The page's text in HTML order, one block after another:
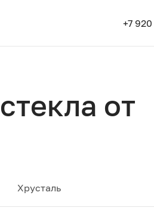
+7
от
Хрусталь